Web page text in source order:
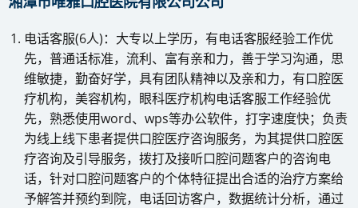
电话客服(6人)：大专以上学历，有电话客服经验工作优
先，普通话标准，流利、富有亲和力，善于学习沟通，思
维敏捷，勤奋好学，具有团队精神以及亲和力，有口腔医
疗机构，美容机构，眼科医疗机构电话客服工作经验优
先，熟悉使用word、wps等办公软件，打字速度快；负责
为线上线下患者提供口腔医疗咨询服务，为其提供口腔医
疗咨询及引导服务，拨打及接听口腔问题客户的咨询电
话，针对口腔问题客户的个体特征提出合适的治疗方案给
予解答并预约到院，电话回访客户，数据统计分析，通过